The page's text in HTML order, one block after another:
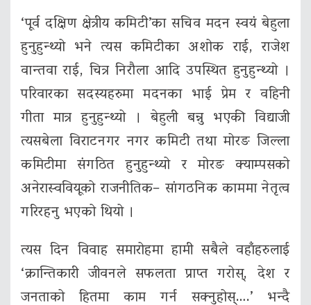
‘पूर्व दक्षिण क्षेत्रीय कमिटी’का सचिव मदन स्वयं बेहुला
हुनुहुन्थ्यो भने त्यस कमिटीका अशोक राई, राजेश
वान्तवा राई, चित्र निरौला आदि उपस्थित हुनुहुन्थ्यो ।
परिवारका सदस्यहरुमा मदनका भाई प्रेम र वहिनी
गीता मात्र हुनुहुन्थ्यो । बेहुली बन्नु भएकी विद्याजी
त्यसबेला विराटनगर नगर कमिटी तथा मोरङ जिल्ला
कमिटीमा संगठित हुनुहुन्थ्यो र मोरङ क्याम्पसको
अनेरास्ववियूको राजनीतिक– सांगठनिक काममा नेतृत्व
गरिरहनु भएको थियो ।
त्यस दिन विवाह समारोहमा हामी सबैले वहाँहरुलाई
‘क्रान्तिकारी जीवनले सफलता प्राप्त गरोस्, देश र
जनताको हितमा काम गर्न सक्नुहोस्….’ भन्दै